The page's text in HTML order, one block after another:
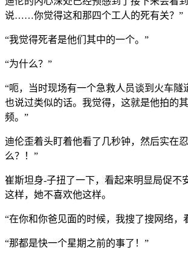
说……你觉得这和那四个工人的死有关？”
“我觉得死者是他们其中的一个。”
“为什么？”
“呃，当时现场有一个急救人员谈到火车隧
也说过类似的话。我觉得，这就是他拍的
频。”
迪伦歪着头盯着他看了几秒钟，然后实在
么？！”
崔斯坦身-子扭了一下，看起来明显局促不
这样，她不喜欢他这样。
“在你和你爸见面的时候，我搜了搜网络
“那都是快一个星期之前的事了！”